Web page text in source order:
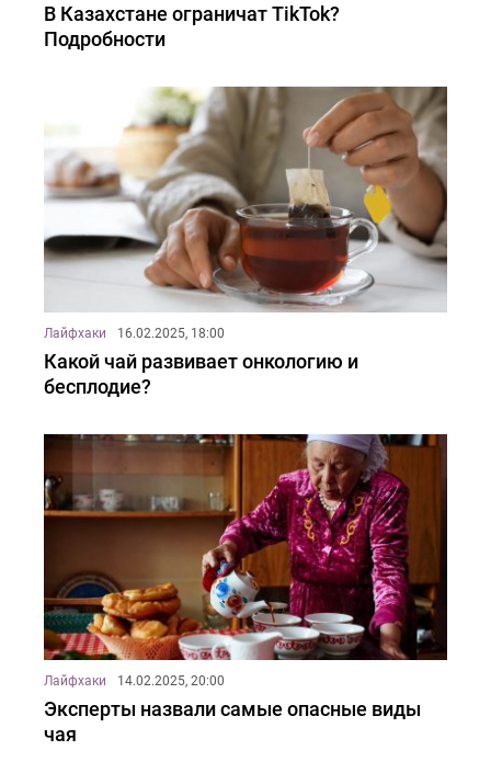
В Казахстане ограничат TikTok?
Подробности
Лайфхаки 16.02.2025, 18:00
Какой чай развивает онкологию и
бесплодие?
Лайфхаки 14.02.2025, 20:00
Эксперты назвали самые опасные виды
чая